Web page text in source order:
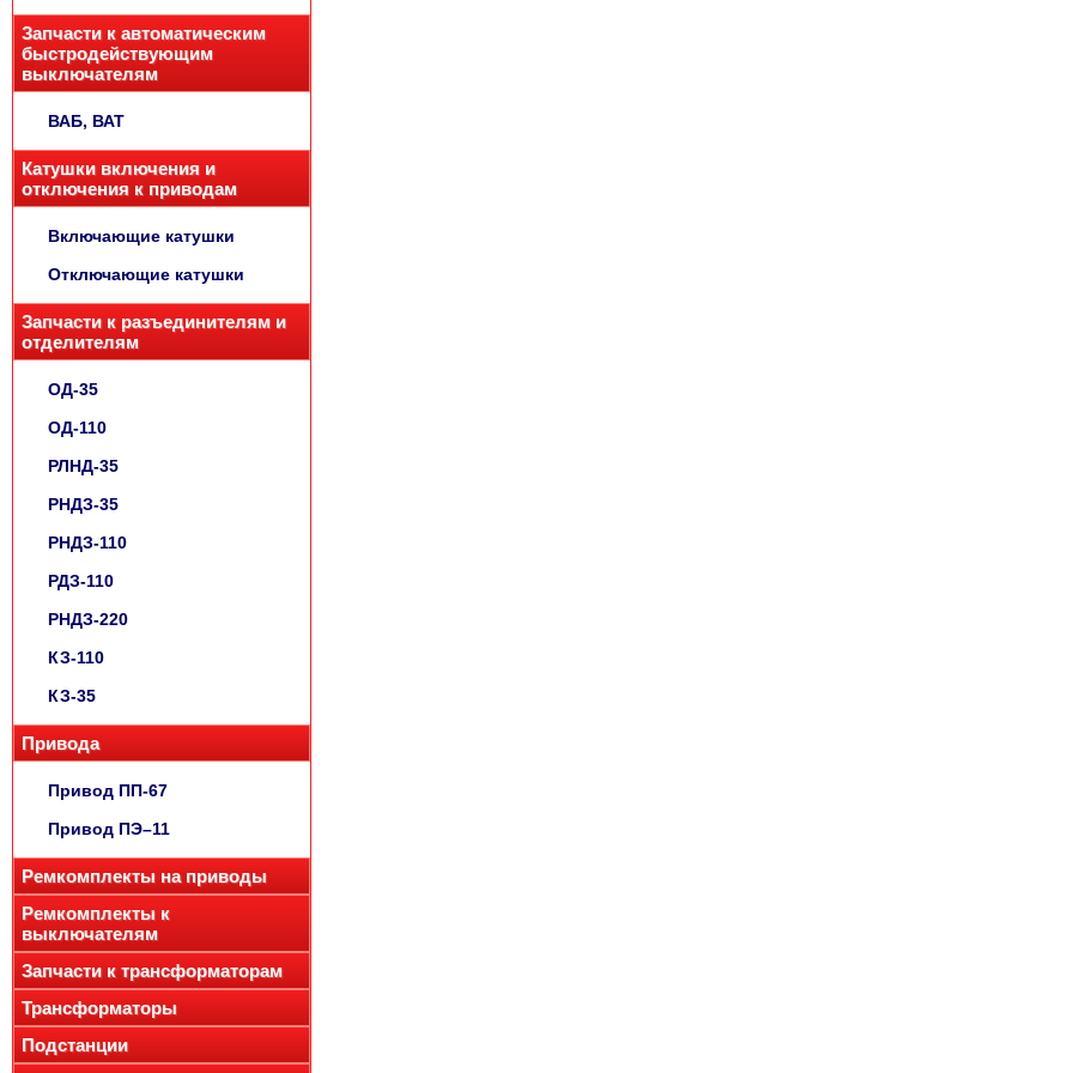
Запчасти к автоматическим
быстродействующим
выключателям
ВАБ, ВАТ
Катушки включения и
отключения к приводам
Включающие катушки
Отключающие катушки
Запчасти к разъединителям и
отделителям
ОД-35
ОД-110
РЛНД-35
РНДЗ-35
РНДЗ-110
РДЗ-110
РНДЗ-220
КЗ-110
КЗ-35
Привода
Привод ПП-67
Привод ПЭ–11
Ремкомплекты на приводы
Ремкомплекты к
выключателям
Запчасти к трансформаторам
Трансформаторы
Подстанции